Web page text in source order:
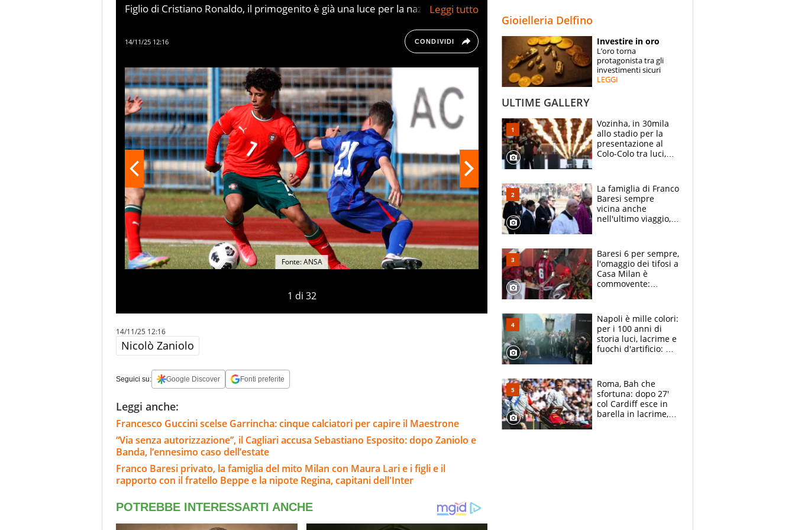
ESPERTI
CONTATTI
Figlio di Cristiano Ronaldo, il primogenito è già una luce per la nazionale
14/11/25 12:16 CONDIVIDI
1 di 32
Fonte: ANSA
14/11/25 12:16
Nicolò Zaniolo
Seguici su: Google Discover Fonti preferite
Leggi anche:
Francesco Guccini scelse Garrincha: cinque calciatori per capire il Maestrone
“Via senza autorizzazione”, il Cagliari accusa Sebastiano Esposito: dopo Zaniolo e
Banda, l’ennesimo caso dell’estate
Franco Baresi privato, la famiglia del mito Milan con Maura Lari e i figli e il
rapporto con il fratello Beppe e la nipote Regina, capitani dell'Inter
Gioielleria Delfino
Investire in oro
L’oro torna
protagonista tra gli
investimenti sicuri
LEGGI
ULTIME GALLERY
Vozinha, in 30mila
allo stadio per la
presentazione al
Colo-Colo tra luci,
La famiglia di Franco
Baresi sempre
vicina anche
nell'ultimo viaggio,
circondati
dall'affetto dei tifosi
Baresi 6 per sempre,
l'omaggio dei tifosi a
Casa Milan è
commovente:
bigliettini
Napoli è mille colori:
per i 100 anni di
storia luci, lacrime e
fuochi d'artificio: De
Roma, Bah che
sfortuna: dopo 27'
col Cardiff esce in
barella in lacrime,